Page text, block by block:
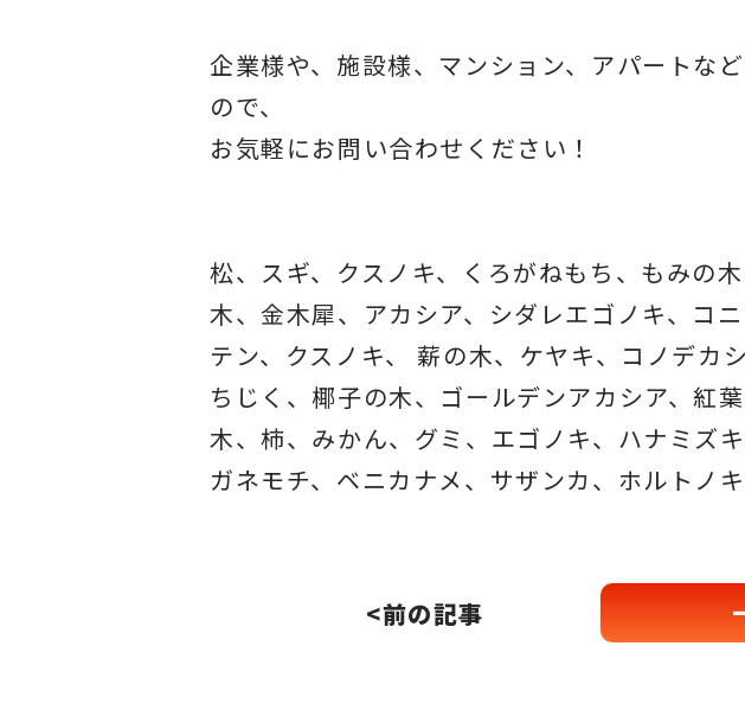
企業様や、施設様、マンション、アパートなど
ので、
お気軽にお問い合わせください！
松、スギ、クスノキ、くろがねもち、もみの
木、金木犀、アカシア、 シダレエゴノキ、コ
テン、クスノキ、 薪の木、ケヤキ、コノデカ
ちじく、椰子の木、 ゴールデンアカシア、紅
木、柿、みかん、グミ、 エゴノキ、ハナミズ
ガネモチ、ベニカナメ、サザンカ、ホルトノキ
<前の記事